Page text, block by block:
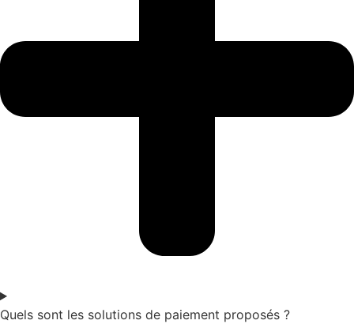
Quels sont les solutions de paiement proposés ?